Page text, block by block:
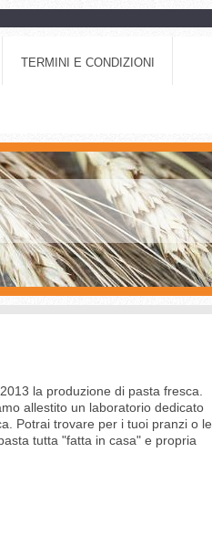
TERMINI E CONDIZIONI
la produzione di pasta fresca.
allestito un laboratorio dedicato
Potrai trovare per i tuoi pranzi o le
tutta "fatta in casa" e propria